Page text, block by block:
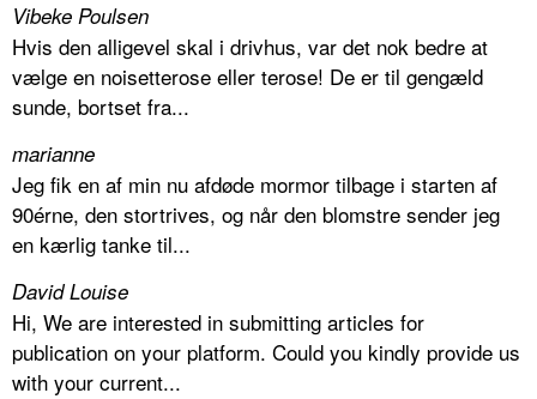
Vibeke Poulsen
Hvis den alligevel skal i drivhus, var det nok bedre at
vælge en noisetterose eller terose! De er til gengæld
sunde, bortset fra...
marianne
Jeg fik en af min nu afdøde mormor tilbage i starten af
90érne, den stortrives, og når den blomstre sender jeg
en kærlig tanke til...
David Louise
Hi, We are interested in submitting articles for
publication on your platform. Could you kindly provide us
with your current...